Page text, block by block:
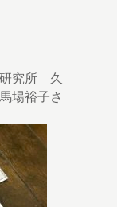
研究所 久
場裕子さ